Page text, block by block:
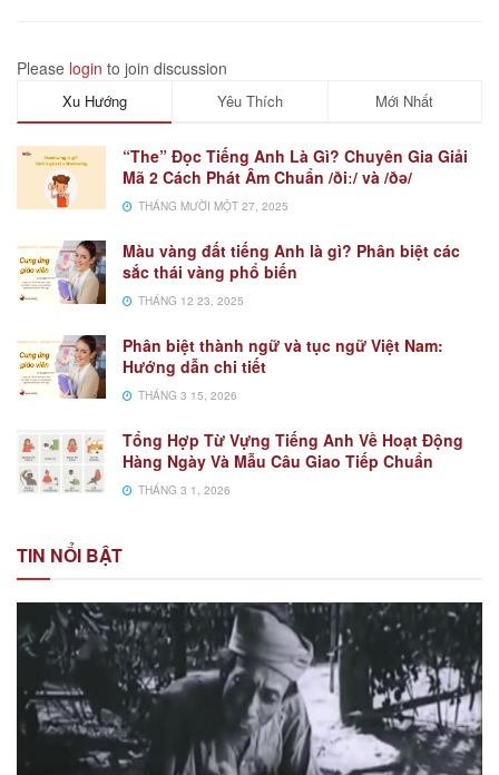
Please login to join discussion
Xu Hướng Yêu Thích Mới Nhất
“The” Đọc Tiếng Anh Là Gì? Chuyên Gia Giải
Mã 2 Cách Phát Âm Chuẩn /ðiː/ và /ðə/
THÁNG MƯỜI MỘT 27, 2025
Màu vàng đất tiếng Anh là gì? Phân biệt các
sắc thái vàng phổ biến
THÁNG 12 23, 2025
Phân biệt thành ngữ và tục ngữ Việt Nam:
Hướng dẫn chi tiết
THÁNG 3 15, 2026
Tổng Hợp Từ Vựng Tiếng Anh Về Hoạt Động
Hàng Ngày Và Mẫu Câu Giao Tiếp Chuẩn
THÁNG 3 1, 2026
TIN NỔI BẬT